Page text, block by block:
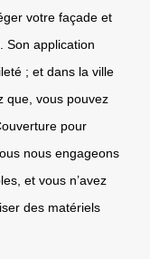
votre façade et
Son application
; et dans la ville
que, vous pouvez
pour
nous engageons
et vous n’avez
des matériels